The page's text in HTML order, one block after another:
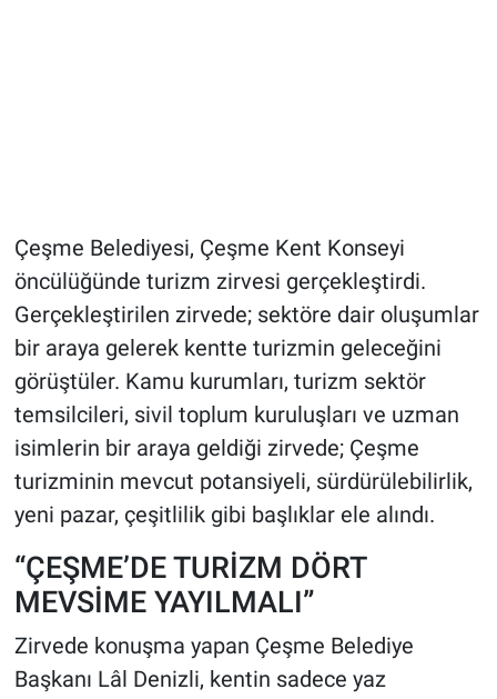
Çeşme Belediyesi, Çeşme Kent Konseyi
öncülüğünde turizm zirvesi gerçekleştirdi.
Gerçekleştirilen zirvede; sektöre dair oluşumlar
bir araya gelerek kentte turizmin geleceğini
görüştüler. Kamu kurumları, turizm sektör
temsilcileri, sivil toplum kuruluşları ve uzman
isimlerin bir araya geldiği zirvede; Çeşme
turizminin mevcut potansiyeli, sürdürülebilirlik,
yeni pazar, çeşitlilik gibi başlıklar ele alındı.
“ÇEŞME’DE TURİZM DÖRT
MEVSİME YAYILMALI”
Zirvede konuşma yapan Çeşme Belediye
Başkanı Lâl Denizli, kentin sadece yaz